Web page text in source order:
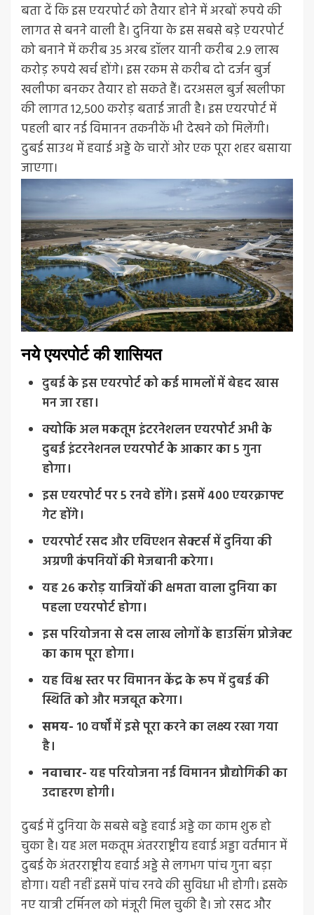
बता दें कि इस एयरपोर्ट को तैयार होने में अरबों रुपये की
लागत से बनने वाली है। दुनिया के इस सबसे बड़े एयरपोर्ट
को बनाने में करीब 35 अरब डॉलर यानी करीब 2.9 लाख
करोड़ रुपये खर्च होंगे। इस रकम से करीब दो दर्जन बुर्ज
खलीफा बनकर तैयार हो सकते हैं। दरअसल बुर्ज खलीफा
की लागत 12,500 करोड़ बताई जाती है। इस एयरपोर्ट में
पहली बार नई विमानन तकनीकें भी देखने को मिलेंगी।
दुबई साउथ में हवाई अड्डे के चारों ओर एक पूरा शहर बसाया
जाएगा।
नये एयरपोर्ट की शासियत
दुबई के इस एयरपोर्ट को कई मामलों में बेहद खास
मन जा रहा।
क्योकि अल मकतूम इंटरनेशलन एयरपोर्ट अभी के
दुबई इंटरनेशनल एयरपोर्ट के आकार का 5 गुना
होगा।
इस एयरपोर्ट पर 5 रनवे होंगे। इसमें 400 एयरक्राफ्ट
गेट होंगे।
एयरपोर्ट रसद और एविएशन सेक्टर्स में दुनिया की
अग्रणी कंपनियों की मेजबानी करेगा।
यह 26 करोड़ यात्रियों की क्षमता वाला दुनिया का
पहला एयरपोर्ट होगा।
इस परियोजना से दस लाख लोगों के हाउसिंग प्रोजेक्ट
का काम पूरा होगा।
यह विश्व स्तर पर विमानन केंद्र के रूप में दुबई की
स्थिति को और मजबूत करेगा।
समय- 10 वर्षों में इसे पूरा करने का लक्ष्य रखा गया
है।
नवाचार-यह परियोजना नई विमानन प्रौद्योगिकी का
उदाहरण होगी।
दुबई में दुनिया के सबसे बड्डे हवाई अड्डे का काम शुरू हो
चुका है। यह अल मकतूम अंतरराष्ट्रीय हवाई अड्डा वर्तमान में
दुबई के अंतरराष्ट्रीय हवाई अड्डे से लगभग पांच गुना बड़ा
होगा। यही नहीं इसमें पांच रनवे की सुविधा भी होगी। इसके
नए यात्री टर्मिनल को मंजूरी मिल चुकी है। जो रसद और